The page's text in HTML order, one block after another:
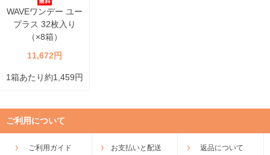
WAVEワンデー ユー
プラス 32枚入り
（×8箱）
11,672円
1箱あたり約1,459円
ご利用について
ご利用ガイド お支払いと配送 返品について